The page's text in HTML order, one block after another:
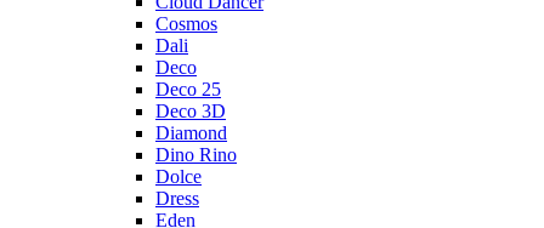
Cosmos
Dali
Deco
Deco 25
Deco 3D
Diamond
Dino Rino
Dolce
Dress
Eden